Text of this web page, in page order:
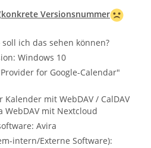
konkrete Versionsnummer
ich das sehen können?
Windows 10
for Google-Calendar"
Kalender mit WebDAV / CalDAV
WebDAV mit Nextcloud
Avira
intern/Externe Software):